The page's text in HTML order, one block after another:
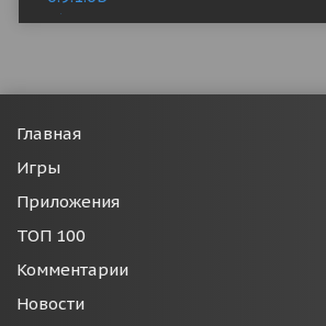
Главная
Игры
Приложения
ТОП 100
Комментарии
Новости